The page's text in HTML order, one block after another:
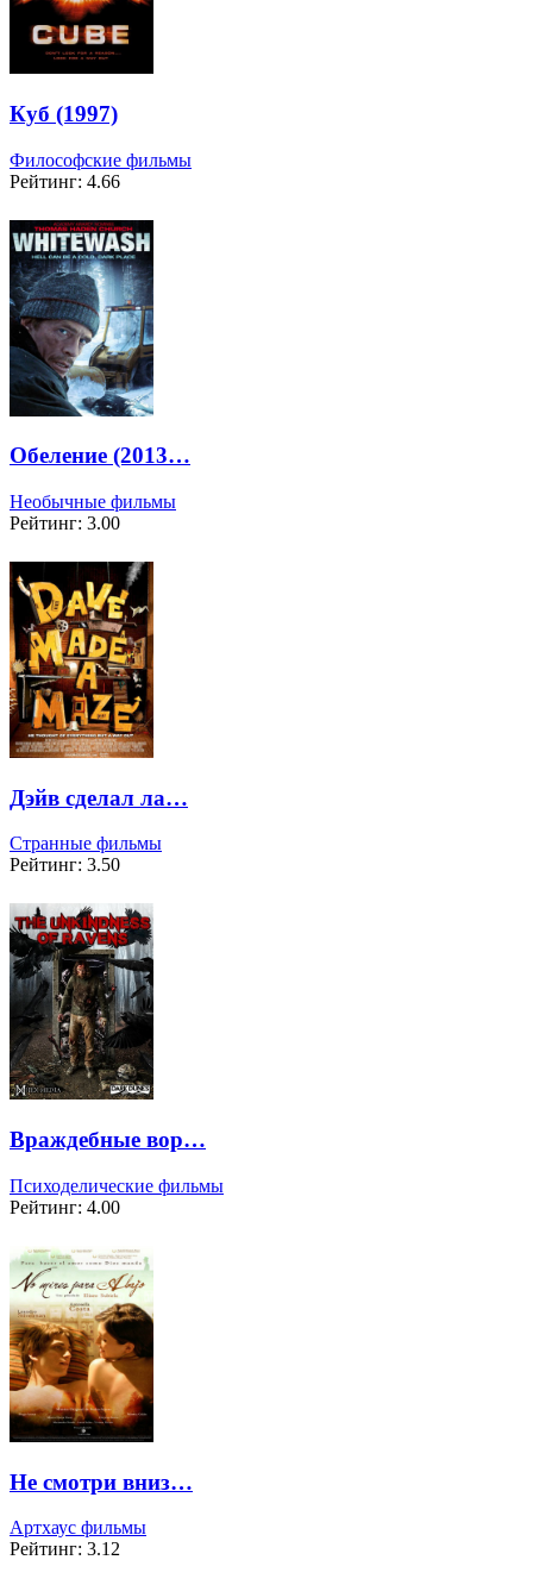
Куб (1997)
Философские фильмы
Рейтинг: 4.66
Обеление (2013…
Необычные фильмы
Рейтинг: 3.00
Дэйв сделал ла…
Странные фильмы
Рейтинг: 3.50
Враждебные вор…
Психоделические фильмы
Рейтинг: 4.00
Не смотри вниз…
Артхаус фильмы
Рейтинг: 3.12